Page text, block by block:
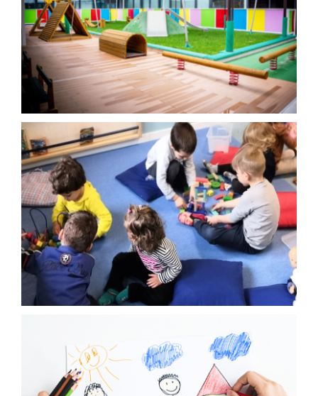
AREA SOCI
AREA RISERVATA
CONTATTI
LAVORA CON NOI